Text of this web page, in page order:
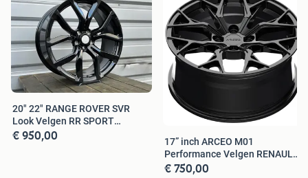
VOLKSWAGEN
Arteon
Caddy
Jetta
Eos
Cross Touran
Golf 5 6 7
Passat
20" 22" RANGE ROVER SVR
Look Velgen RR SPORT
EVOQUE VELAR
€ 950,00
17” inch ARCEO M01
Performance Velgen RENAULT
0PEL SEAT VW
€ 750,00